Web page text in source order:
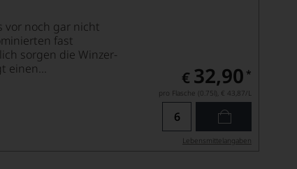
vor noch gar nicht
fast
sorgen die Winzer-
einen...
€ 32,90 *
pro Flasche (0.75l), € 43,87/L
Lebensmittel­angaben